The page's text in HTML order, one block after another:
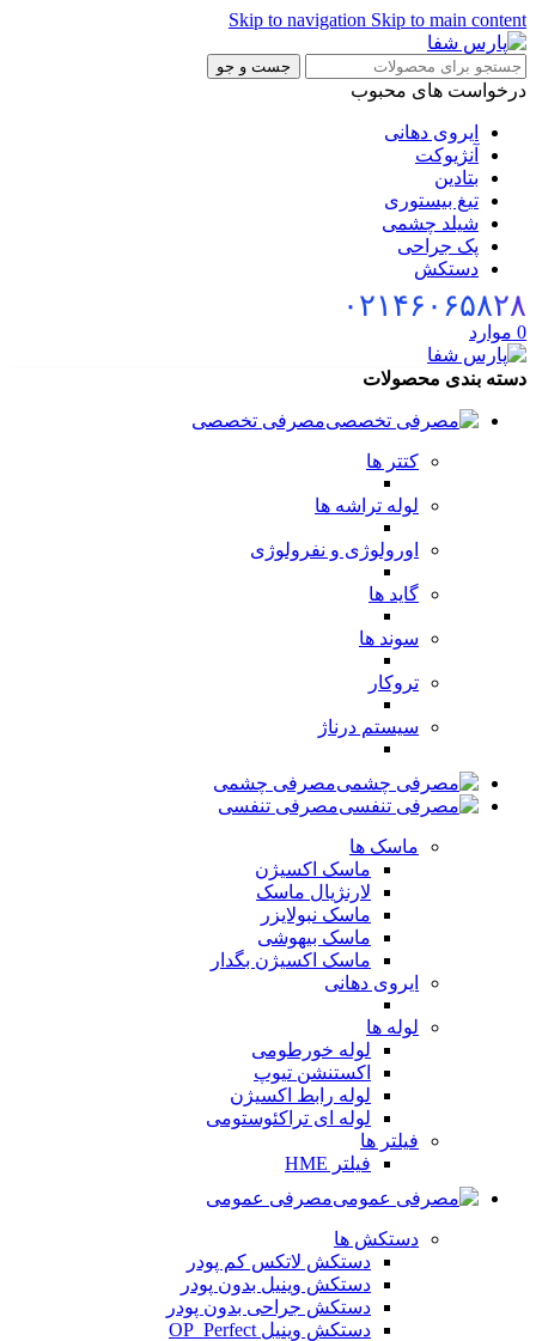
Skip to navigationSkip to main
جست و جو
های محبوب
ایروی دهانی
آنژیوکت
بتادین
تیغ بیستوری
شیلد چشمی
پک جراحی
دستکش
موارد
بندی محصولات
مصرفی تخصصی
کتتر ها
لوله تراشه ها
اورولوژی و نفرولوژی
گاید ها
سوند ها
تروکار
سیستم درناژ
مصرفی چشمی
مصرفی تنفسی
ماسک ها
ماسک اکسیژن
لارنژیال ماسک
ماسک نبولایزر
ماسک بیهوشی
ماسک اکسیژن بگدار
ایروی دهانی
لوله ها
لوله خورطومی
اکستنشن تیوپ
لوله رابط اکسیژن
لوله ای تراکئوستومی
فیلتر ها
فیلتر HME
مصرفی عمومی
دستکش ها
دستکش لاتکس کم پودر
دستکش وینیل بدون پودر
دستکش جراحی بدون پودر
دستکش وینیل OP_Perfect